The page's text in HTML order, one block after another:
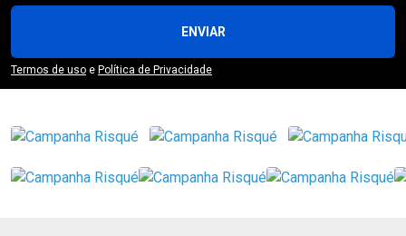
ENVIAR
Termos de uso e Política de Privacidade